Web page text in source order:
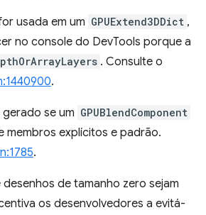
usada em um GPUExtend3DDict ,
no console do DevTools porque a
. Consulte o
.
gerado se um GPUBlendComponent
membros explícitos e padrão.
.
desenhos de tamanho zero sejam
os desenvolvedores a evitá-